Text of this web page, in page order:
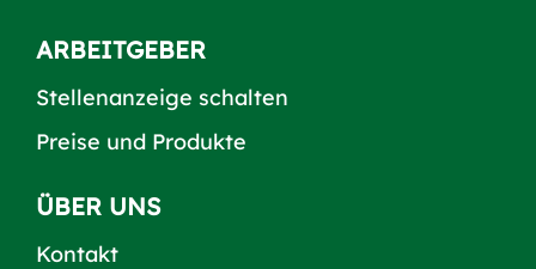
ARBEITGEBER
Stellenanzeige schalten
Preise und Produkte
ÜBER UNS
Kontakt